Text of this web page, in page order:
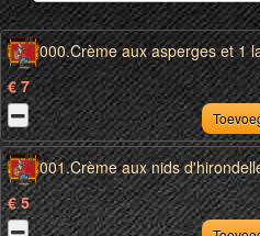
000.Crème aux asperges et 1
€ 7
001.Crème aux nids
€ 5